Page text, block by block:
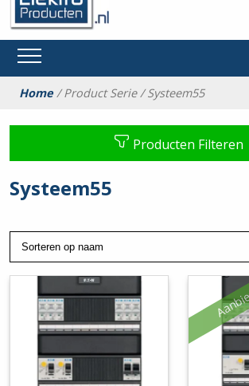
Home/ Product Serie / Systeem55
Producten Filteren
Systeem55